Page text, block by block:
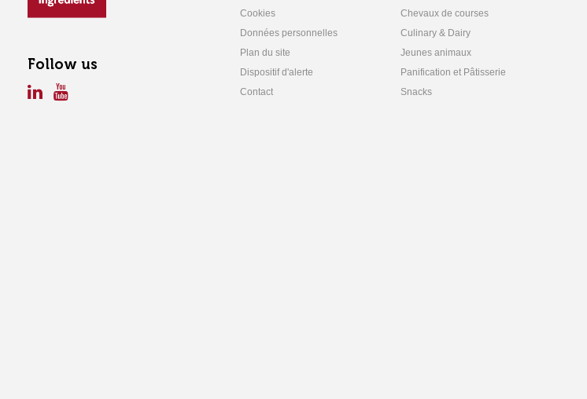
Follow us
Cookies
Données personnelles
Plan du site
Dispositif d'alerte
Contact
Chevaux de courses
Culinary & Dairy
Jeunes animaux
Panification et Pâtisserie
Snacks